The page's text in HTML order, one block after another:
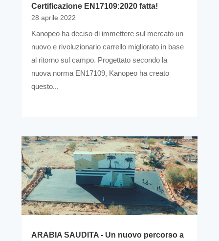
Certificazione EN17109:2020 fatta!
28 aprile 2022
Kanopeo ha deciso di immettere sul mercato un
nuovo e rivoluzionario carrello migliorato in base
al ritorno sul campo. Progettato secondo la
nuova norma EN17109, Kanopeo ha creato
questo...
ARABIA SAUDITA - Un nuovo percorso a